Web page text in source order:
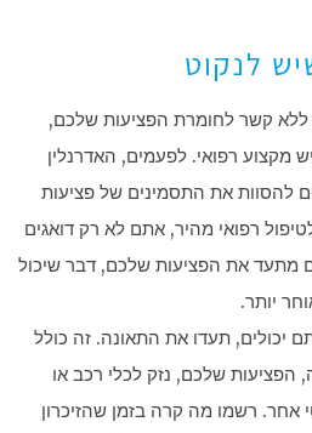
לנקוט
קשר לחומרת הפציעות שלכם,
מקצוע רפואי. לפעמים, האדרנלין
להסוות את התסמינים של פציעות
רפואי מהיר, אתם לא רק דואגים
את הפציעות שלכם, דבר שיכול
יותר.
תעדו את התאונה. זה כולל
שלכם, נזק לכלי רכב או
אחר. רשמו מה קרה בזמן שהזיכרון